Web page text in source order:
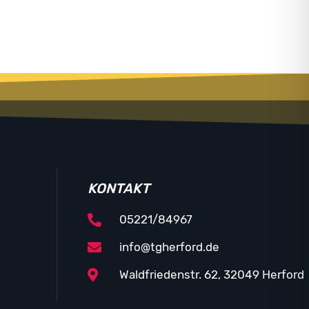
KONTAKT
05221/84967
info@tgherford.de
Waldfriedenstr. 62, 32049 Herford